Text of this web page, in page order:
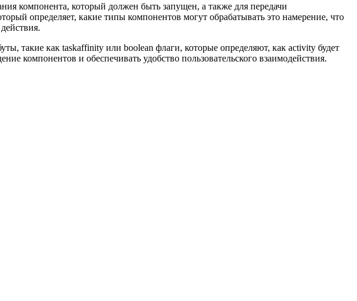
компонента, который должен быть запущен, а также для передачи
определяет, какие типы компонентов могут обрабатывать это намерение, что
такие как taskaffinity или boolean флаги, которые определяют, как activity будет
компонентов и обеспечивать удобство пользовательского взаимодействия.